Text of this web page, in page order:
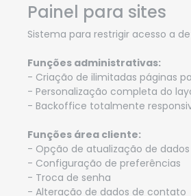
Painel para sites
Sistema para restrigir acesso a
Funções administrativas:
- Criação de ilimitadas páginas
- Personalização completa do
- Backoffice totalmente
Funções área cliente:
- Opção de atualização de dados
- Configuração de preferências
- Troca de senha
- Alteração de dados de contato